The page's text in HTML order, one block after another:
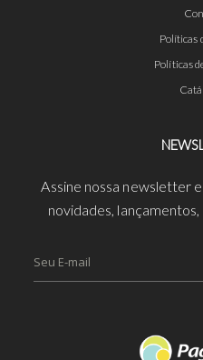
Políticas
Políticas
Assine nossa newsletter
novidades,